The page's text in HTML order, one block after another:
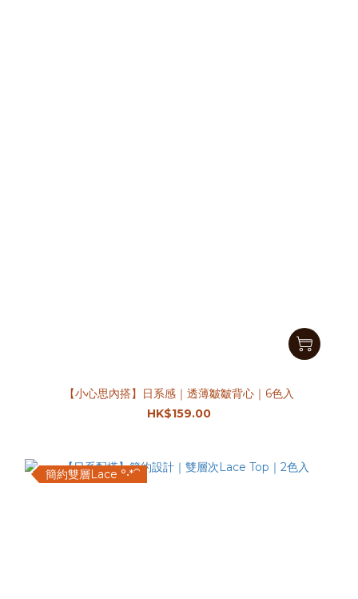
【小心思內搭】日系感｜透薄皺皺背心｜6色入
HK$159.00
簡約雙層Lace °•*⁀